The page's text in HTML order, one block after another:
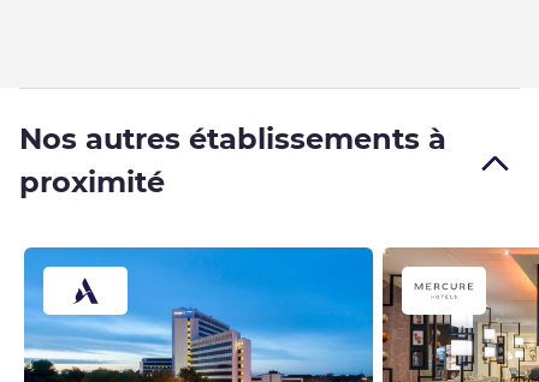
Nos autres établissements à
proximité